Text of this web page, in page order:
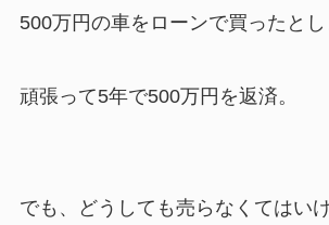
500万円の車をローンで買ったとし
頑張って5年で500万円を返済。
でも、どうしても売らなくてはいけ